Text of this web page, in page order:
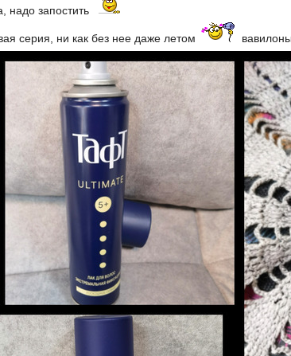
надо запостить
серия, ни как без нее даже летом